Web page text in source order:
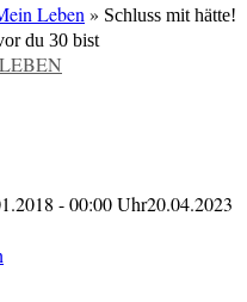
Leben » Schluss mit hätte!
du 30 bist
- 00:00 Uhr20.04.2023